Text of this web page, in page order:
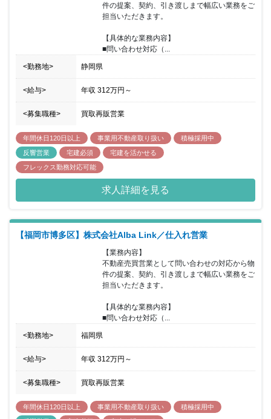
件の提案、契約、引き渡しまで幅広い業務をご
担当いただきます。
【具体的な業務内容】
■問い合わせ対応（...
<勤務地> 静岡県
<給与> 年収 312万円 ～
<募集職種> 買取再販営業
年間休日120日以上 事業用不動産取り扱い
積極採用中
反響営業
宅建必須
宅建を活かせる
フレックス勤務対応可能
求人詳細を見る
【福岡市博多区】株式会社Alba Link／仕入れ営業
【業務内容】
不動産売買営業として問い合わせの対応から物
件の提案、契約、引き渡しまで幅広い業務をご
担当いただきます。
【具体的な業務内容】
■問い合わせ対応（...
<勤務地> 福岡県
<給与> 年収 312万円 ～
<募集職種> 買取再販営業
年間休日120日以上 事業用不動産取り扱い
積極採用中